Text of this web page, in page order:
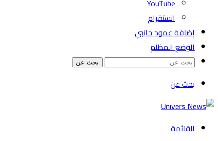
‫YouTube
انستقرام
إضافة عمود جانبي
الوضع المظلم
بحث عن
بحث عن
القائمة